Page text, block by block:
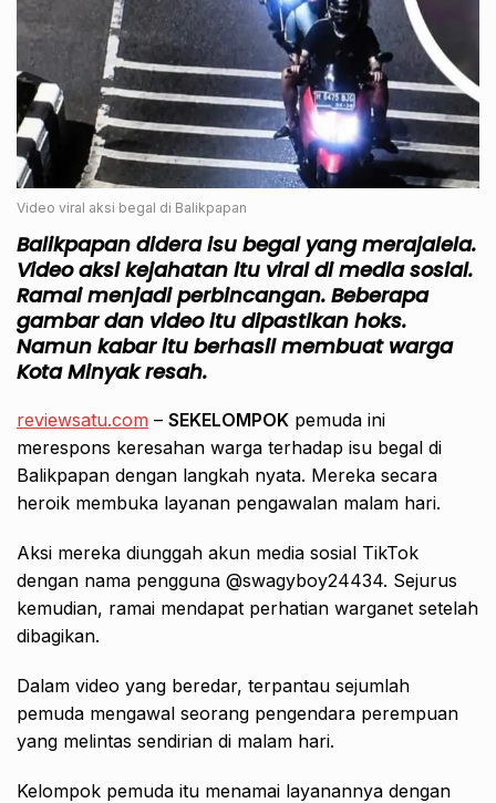
Video viral aksi begal di Balikpapan
Balikpapan didera isu begal yang merajalela.
Video aksi kejahatan itu viral di media sosial.
Ramai menjadi perbincangan. Beberapa
gambar dan video itu dipastikan hoks.
Namun kabar itu berhasil membuat warga
Kota Minyak resah.
reviewsatu.com – SEKELOMPOK pemuda ini
merespons keresahan warga terhadap isu begal di
Balikpapan dengan langkah nyata. Mereka secara
heroik membuka layanan pengawalan malam hari.
Aksi mereka diunggah akun media sosial TikTok
dengan nama pengguna @swagyboy24434. Sejurus
kemudian, ramai mendapat perhatian warganet setelah
dibagikan.
Dalam video yang beredar, terpantau sejumlah
pemuda mengawal seorang pengendara perempuan
yang melintas sendirian di malam hari.
Kelompok pemuda itu menamai layanannya dengan